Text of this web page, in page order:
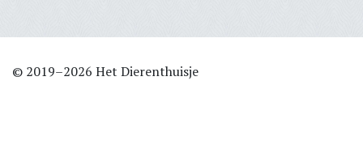
© 2019–2026 Het Dierenthuisje